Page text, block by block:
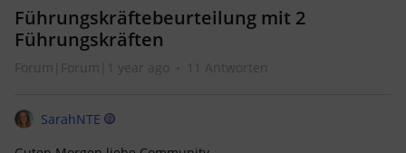
Führungskräftebeurteilung mit 2
Führungskräften
Forum|Forum|1 year ago 11 Antworten
SarahNTE